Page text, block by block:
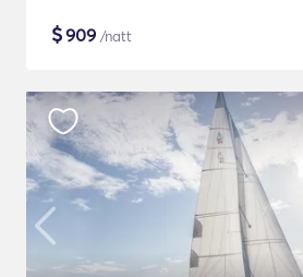
$909 /natt